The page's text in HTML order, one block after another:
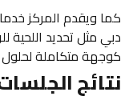
كما ويقدم المركز
دبي مثل تحديد اللحية
كوجهة متكاملة لحلول
نتائج